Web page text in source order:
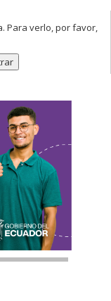
Para verlo, por favor,